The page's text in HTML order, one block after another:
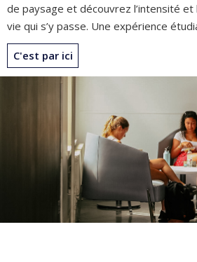
de paysage et découvrez l’intensité et
vie qui s’y passe. Une expérience
C'est par ici